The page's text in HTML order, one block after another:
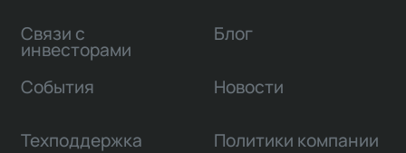
Связи с
инвесторами
Блог
События Новости
Техподдержка Политики компании